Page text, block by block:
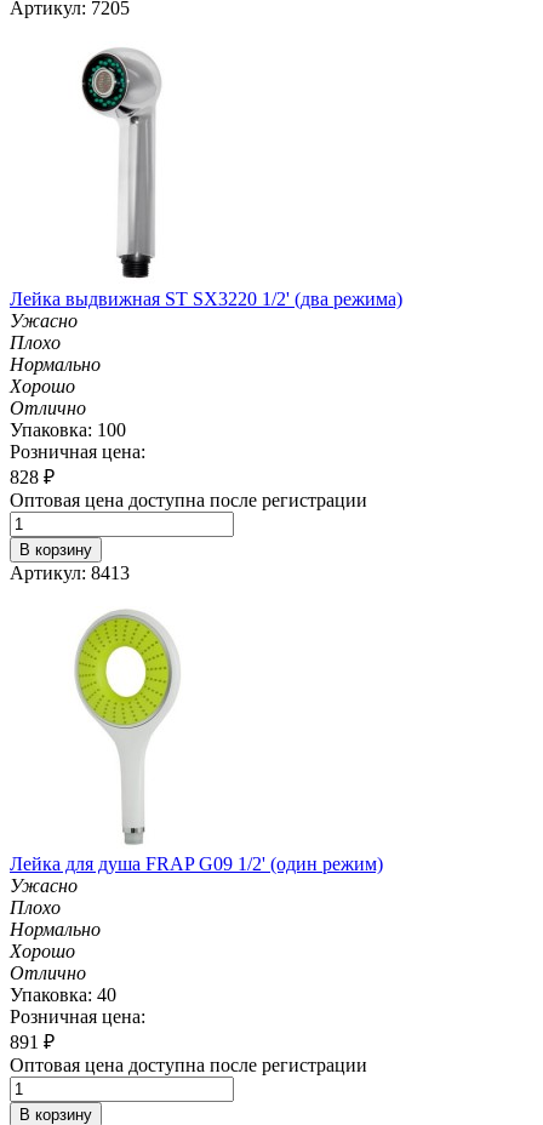
Артикул: 7205
Лейка выдвижная ST SX3220 1/2' (два режима)
Ужасно
Плохо
Нормально
Хорошо
Отлично
Упаковка: 100
Розничная цена:
828 ₽
Оптовая цена доступна после регистрации
В корзину
Артикул: 8413
Лейка для душа FRAP G09 1/2' (один режим)
Ужасно
Плохо
Нормально
Хорошо
Отлично
Упаковка: 40
Розничная цена:
891 ₽
Оптовая цена доступна после регистрации
В корзину